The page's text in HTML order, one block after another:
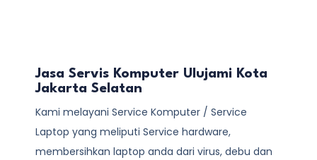
Jasa Servis Komputer Ulujami Kota
Jakarta Selatan
Kami melayani Service Komputer / Service
Laptop yang meliputi Service hardware,
membersihkan laptop anda dari virus, debu dan